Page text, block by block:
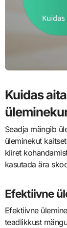
Kuidas
Seadja mängib
üleminekut
kiiret
kasutada ära
Efektiivne
Efektiivne
teadlikkust